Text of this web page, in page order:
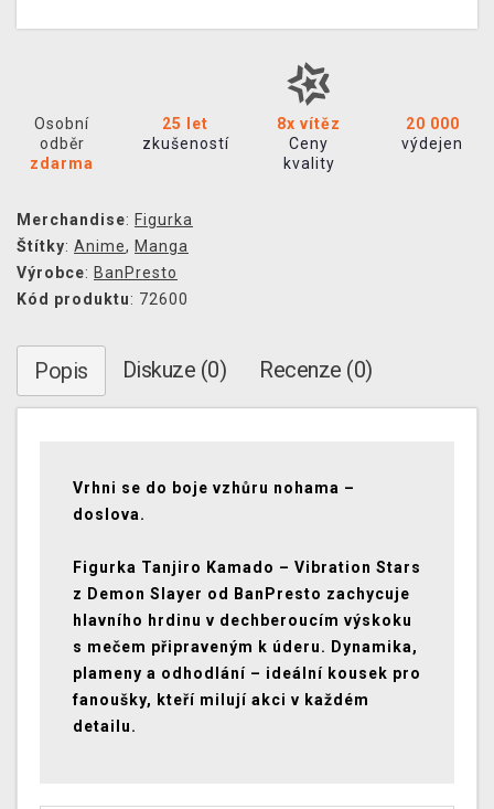
Osobní
odběr
zdarma
25 let
zkušeností
8x vítěz
Ceny
kvality
20 000
výdejen
Merchandise: Figurka
Štítky: Anime, Manga
Výrobce: BanPresto
Kód produktu: 72600
Popis Diskuze (0) Recenze (0)
Vrhni se do boje vzhůru nohama –
doslova.
Figurka Tanjiro Kamado – Vibration Stars
z Demon Slayer od BanPresto zachycuje
hlavního hrdinu v dechberoucím výskoku
s mečem připraveným k úderu. Dynamika,
plameny a odhodlání – ideální kousek pro
fanoušky, kteří milují akci v každém
detailu.